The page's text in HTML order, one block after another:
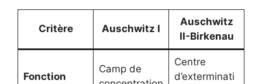
Critère Auschwitz I
Auschwitz
II-Birkenau
Fonction
Camp de
Centre
d’exterminati